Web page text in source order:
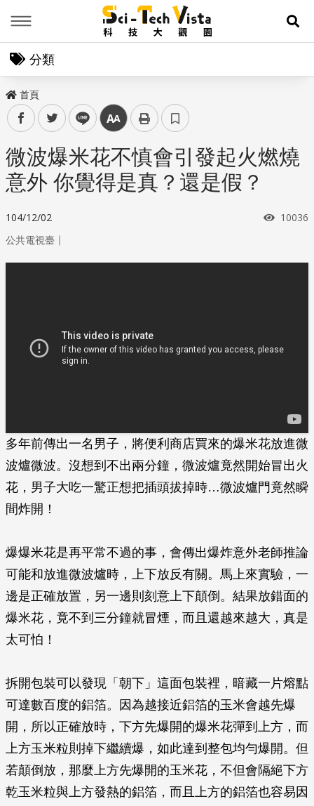
展
分類
首頁
facebooktwitter line 中
微波爆米花不慎會引發起火燃燒
意外 你覺得是真？還是假？
104/12/02 瀏覽次
10036
公共電視臺 ｜
多年前傳出一名男子，將便利商店買來的爆米花放進微
波爐微波。沒想到不出兩分鐘，微波爐竟然開始冒出火
花，男子大吃一驚正想把插頭拔掉時…微波爐門竟然瞬
間炸開！
爆爆米花是再平常不過的事，會傳出爆炸意外老師推論
可能和放進微波爐時，上下放反有關。馬上來實驗，一
邊是正確放置，另一邊則刻意上下顛倒。結果放錯面的
爆米花，竟不到三分鐘就冒煙，而且還越來越大，真是
太可怕！
拆開包裝可以發現「朝下」這面包裝裡，暗藏一片熔點
可達數百度的鋁箔。因為越接近鋁箔的玉米會越先爆
開，所以正確放時，下方先爆開的爆米花彈到上方，而
上方玉米粒則掉下繼續爆，如此達到整包均勻爆開。但
若顛倒放，那麼上方先爆開的玉米花，不但會隔絕下方
乾玉米粒與上方發熱的鋁箔，而且上方的鋁箔也容易因